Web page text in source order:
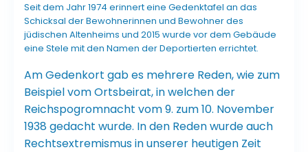
Seit dem Jahr 1974 erinnert eine Gedenktafel an das
Schicksal der Bewohnerinnen und Bewohner des
jüdischen Altenheims und 2015 wur­de vor dem Ge­bäu­de
eine Ste­le mit den Na­men der De­por­tier­ten er­rich­tet.
Am Gedenkort gab es mehrere Reden, wie zum
Beispiel vom Ortsbeirat, in welchen der
Reichspogromnacht vom 9. zum 10. November
1938 gedacht wurde. In den Reden wurde auch
Rechtsextremismus in unserer heutigen Zeit